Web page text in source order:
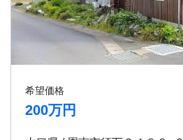
希望価格
200万円